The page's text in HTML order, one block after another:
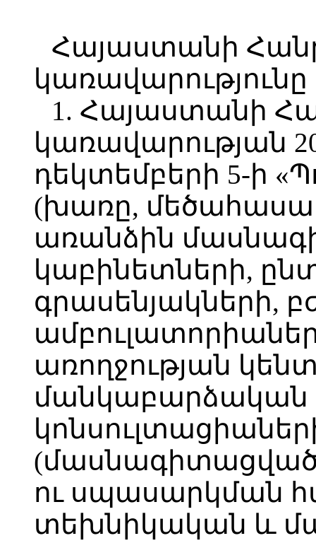
Հայաստանի
կառավարությունը
1. Հայաստանի
կառավարության
դեկտեմբերի 5-ի
(խառը,
առանձին
կաբինետների,
գրասենյակների,
առողջության
մանկաբարձական
ու սպասարկման
տեխնիկական և